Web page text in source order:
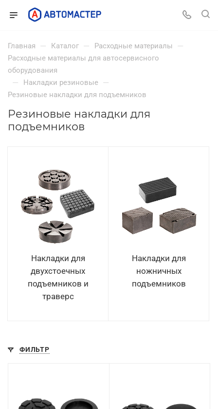
Главная — Каталог — Расходные материалы —
Расходные материалы для автосервисного
оборудования
— Накладки резиновые —
Резиновые накладки для подъемников
Резиновые накладки для
подъемников
Накладки для
двухстоечных
подъемников и
траверс
Накладки для
ножничных
подъемников
ФИЛЬТР